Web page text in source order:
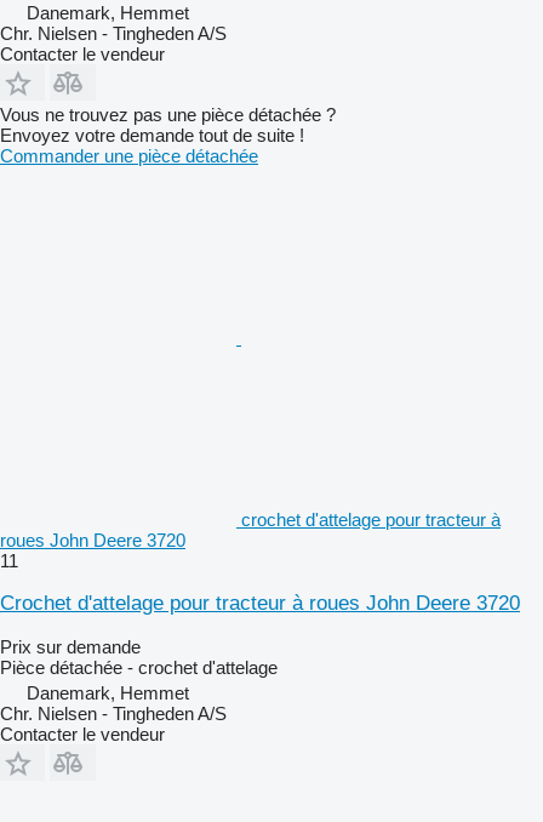
Danemark, Hemmet
Chr. Nielsen - Tingheden A/S
Contacter le vendeur
Vous ne trouvez pas une pièce détachée ?
Envoyez votre demande tout de suite !
Commander une pièce détachée
crochet d'attelage pour tracteur à
roues John Deere 3720
11
Crochet d'attelage pour tracteur à roues John Deere 3720
Prix sur demande
Pièce détachée - crochet d'attelage
Danemark, Hemmet
Chr. Nielsen - Tingheden A/S
Contacter le vendeur